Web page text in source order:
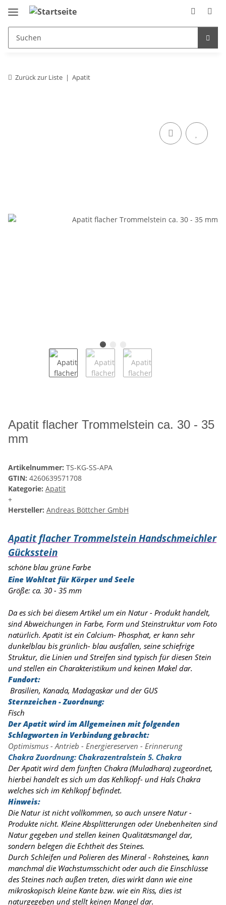
Zurück zur Liste Apatit
Apatit flacher Trommelstein ca. 30 - 35
mm
Artikelnummer: TS-KG-SS-APA
GTIN: 4260639571708
Kategorie: Apatit
+
Hersteller: Andreas Böttcher GmbH
Apatit flacher Trommelstein Handschmeichler
Gücksstein
schöne blau grüne Farbe
Eine Wohltat für Körper und Seele
Größe: ca. 30 - 35 mm
Da es sich bei diesem Artikel um ein Natur - Produkt handelt,
sind Abweichungen in Farbe, Form und Steinstruktur vom Foto
natürlich. Apatit ist ein Calcium- Phosphat, er kann sehr
dunkelblau bis grünlich- blau ausfallen, seine schiefrige
Struktur, die Linien und Streifen sind typisch für diesen Stein
und stellen ein Charakteristikum und keinen Makel dar.
Fundort:
Brasilien, Kanada, Madagaskar und der GUS
Sternzeichen - Zuordnung:
Fisch
Der Apatit wird im Allgemeinen mit folgenden
Schlagworten in Verbindung gebracht:
Optimismus - Antrieb - Energiereserven - Erinnerung
Chakra Zuordnung: Chakrazentralstein 5. Chakra
Der Apatit wird dem fünften Chakra (Muladhara) zugeordnet,
hierbei handelt es sich um das Kehlkopf- und Hals Chakra
welches sich im Kehlkopf befindet.
Hinweis:
Die Natur ist nicht vollkommen, so auch unsere Natur -
Produkte nicht. Kleine Absplitterungen oder Unebenheiten sind
Natur gegeben und stellen keinen Qualitätsmangel dar,
sondern belegen die Echtheit des Steines.
Durch Schleifen und Polieren des Mineral - Rohsteines, kann
manchmal die Wachstumsschicht oder auch die Einschlüsse
des Steines nach außen treten, dies wirkt dann wie eine
mikroskopisch kleine Kante bzw. wie ein Riss, dies ist
naturgegeben und stellt keinen Mangel dar.